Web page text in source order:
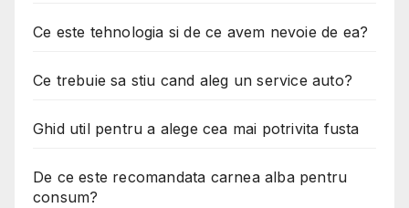
Ce este tehnologia si de ce avem nevoie de ea?
Ce trebuie sa stiu cand aleg un service auto?
Ghid util pentru a alege cea mai potrivita fusta
De ce este recomandata carnea alba pentru
consum?